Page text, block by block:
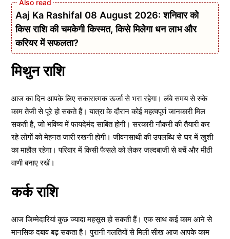
Aaj Ka Rashifal 08 August 2026: शनिवार को
किस राशि की चमकेगी किस्मत, किसे मिलेगा धन लाभ और
करियर में सफलता?
मिथुन राशि
आज का दिन आपके लिए सकारात्मक ऊर्जा से भरा रहेगा। लंबे समय से रुके
काम तेजी से पूरे हो सकते हैं। यात्रा के दौरान कोई महत्वपूर्ण जानकारी मिल
सकती है, जो भविष्य में फायदेमंद साबित होगी। सरकारी नौकरी की तैयारी कर
रहे लोगों को मेहनत जारी रखनी होगी। जीवनसाथी की उपलब्धि से घर में खुशी
का माहौल रहेगा। परिवार में किसी फैसले को लेकर जल्दबाजी से बचें और मीठी
वाणी बनाए रखें।
कर्क राशि
आज जिम्मेदारियां कुछ ज्यादा महसूस हो सकती हैं। एक साथ कई काम आने से
मानसिक दबाव बढ़ सकता है। पुरानी गलतियों से मिली सीख आज आपके काम